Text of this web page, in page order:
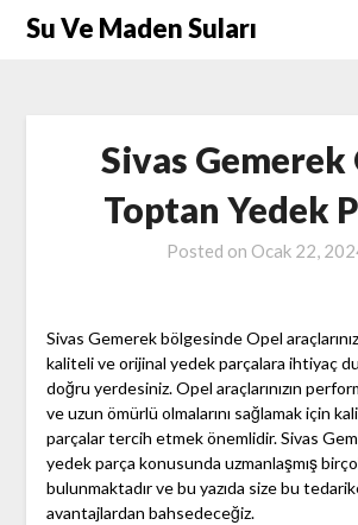
SkipSu Ve Maden Suları
Sivas Gemerek
Toptan Yedek
Posted on Ocak 22,
Sivas Gemerek bölgesinde Opel
kaliteli ve orijinal yedek parçalara ihtiyaç
doğru yerdesiniz. Opel araçlarınızın
ve uzun ömürlü olmalarını sağlamak için
parçalar tercih etmek önemlidir. Sivas
yedek parça konusunda uzmanlaşmış
bulunmaktadır ve bu yazıda size bu
avantajlardan bahsedeceğiz.